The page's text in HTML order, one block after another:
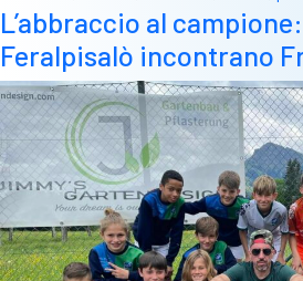
L’abbraccio al
Feralpisalò incontrano